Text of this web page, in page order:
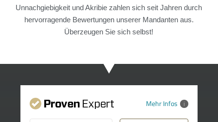
Unnachgiebigkeit und Akribie zahlen sich seit Jahren durch
hervorragende Bewertungen unserer Mandanten aus.
Überzeugen Sie sich selbst!
Mehr Infos